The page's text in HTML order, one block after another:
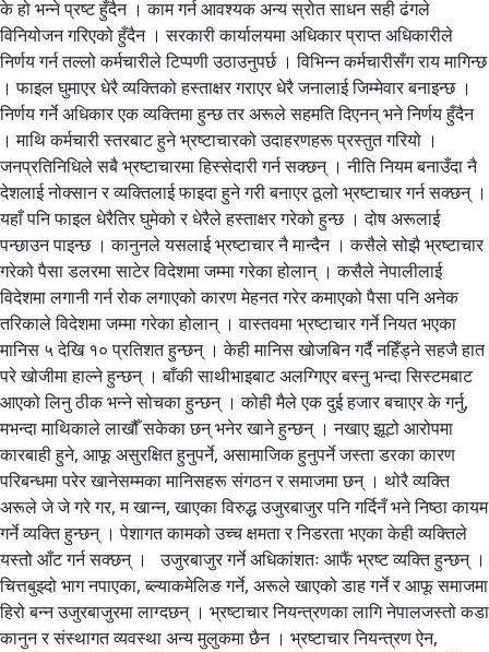
के हो भन्ने प्रष्ट हुँदैन । काम गर्न आवश्यक अन्य स्रोत साधन सही ढंगले
विनियोजन गरिएको हुँदैन । सरकारी कार्यालयमा अधिकार प्राप्त अधिकारीले
निर्णय गर्न तल्लो कर्मचारीले टिप्पणी उठाउनुपर्छ । विभिन्न कर्मचारीसँग राय मागिन्छ
। फाइल घुमाएर धेरै व्यक्तिको हस्ताक्षर गराएर धेरै जनालाई जिम्मेवार बनाइन्छ ।
निर्णय गर्ने अधिकार एक व्यक्तिमा हुन्छ तर अरूले सहमति दिएनन् भने निर्णय हुँदैन
। माथि कर्मचारी स्तरबाट हुने भ्रष्टाचारको उदाहरणहरू प्रस्तुत गरियो ।
जनप्रतिनिधिले सबै भ्रष्टाचारमा हिस्सेदारी गर्न सक्छन् । नीति नियम बनाउँदा नै
देशलाई नोक्सान र व्यक्तिलाई फाइदा हुने गरी बनाएर ठूलो भ्रष्टाचार गर्न सक्छन् ।
यहाँ पनि फाइल धेरैतिर घुमेको र धेरैले हस्ताक्षर गरेको हुन्छ । दोष अरूलाई
पन्छाउन पाइन्छ । कानुनले यसलाई भ्रष्टाचार नै मान्दैन । कसैले सोझै भ्रष्टाचार
गरेको पैसा डलरमा साटेर विदेशमा जम्मा गरेका होलान् । कसैले नेपालीलाई
विदेशमा लगानी गर्न रोक लगाएको कारण मेहनत गरेर कमाएको पैसा पनि अनेक
तरिकाले विदेशमा जम्मा गरेका होलान् । वास्तवमा भ्रष्टाचार गर्ने नियत भएका
मानिस ५ देखि १० प्रतिशत हुन्छन् । केही मानिस खोजबिन गर्दै नहिँड्ने सहजै हात
परे खोजीमा हाल्ने हुन्छन् । बाँकी साथीभाइबाट अलग्गिएर बस्नु भन्दा सिस्टमबाट
आएको लिनु ठीक भन्ने सोचका हुन्छन् । कोही मैले एक दुई हजार बचाएर के गर्नु,
मभन्दा माथिकाले लाखौँ सकेका छन् भनेर खाने हुन्छन् । नखाए झूटो आरोपमा
कारबाही हुने, आफू असुरक्षित हुनुपर्ने, असामाजिक हुनुपर्ने जस्ता डरका कारण
परिबन्धमा परेर खानेसम्मका मानिसहरू संगठन र समाजमा छन् । थोरै व्यक्ति
अरूले जे जे गरे गर, म खान्न, खाएका विरुद्ध उजुरबाजुर पनि गर्दिनँ भने निष्ठा कायम
गर्ने व्यक्ति हुन्छन् । पेशागत कामको उच्च क्षमता र निडरता भएका केही व्यक्तिले
यस्तो आँट गर्न सक्छन् । उजुरबाजुर गर्ने अधिकांशतः आफैं भ्रष्ट व्यक्ति हुन्छन् ।
चित्तबुझ्दो भाग नपाएका, ब्ल्याकमेलिङ गर्ने, अरूले खाएको डाह गर्ने र आफू समाजमा
हिरो बन्न उजुरबाजुरमा लाग्दछन् । भ्रष्टाचार नियन्त्रणका लागि नेपालजस्तो कडा
कानुन र संस्थागत व्यवस्था अन्य मुलुकमा छैन । भ्रष्टाचार नियन्त्रण ऐन,